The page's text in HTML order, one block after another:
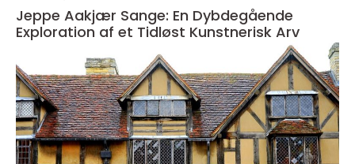
Jeppe Aakjær Sange: En Dybdegående
Exploration af et Tidløst Kunstnerisk Arv